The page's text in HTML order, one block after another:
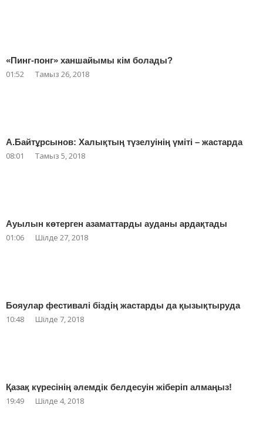
«Пинг-понг» ханшайымы кім болады?
01:52 Тамыз 26, 2018
А.Байтұрсынов: Халықтың түзелуінің үміті – жастарда
08:01 Тамыз 5, 2018
Ауылын көтерген азаматтарды ауданы ардақтады
01:06 Шілде 27, 2018
Бояулар фестивалі біздің жастарды да қызықтыруда
10:48 Шілде 7, 2018
Қазақ күресінің әлемдік белдесуін жіберіп алмаңыз!
19:49 Шілде 4, 2018